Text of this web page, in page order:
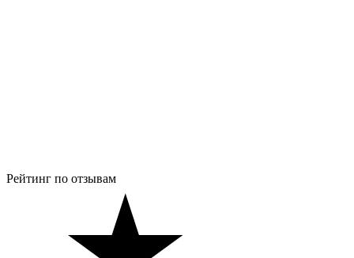
Рейтинг по отзывам